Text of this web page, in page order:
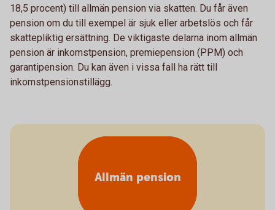
18,5 procent) till allmän pension via skatten. Du får även
pension om du till exempel är sjuk eller arbetslös och får
skattepliktig ersättning. De viktigaste delarna inom allmän
pension är inkomstpension, premiepension (PPM) och
garantipension. Du kan även i vissa fall ha rätt till
inkomstpensionstillägg.
Allmän pension